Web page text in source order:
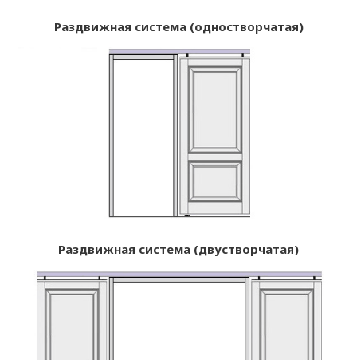
Раздвижная система (одностворчатая)
Раздвижная система (двустворчатая)